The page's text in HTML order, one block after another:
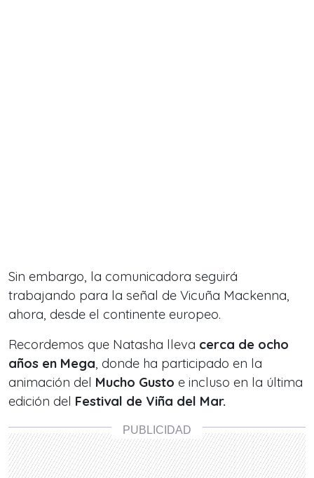
Sin embargo, la comunicadora seguirá
trabajando para la señal de Vicuña Mackenna,
ahora, desde el continente europeo.
Recordemos que Natasha lleva cerca de ocho
años en Mega, donde ha participado en la
animación del Mucho Gusto e incluso en la última
edición del Festival de Viña del Mar.